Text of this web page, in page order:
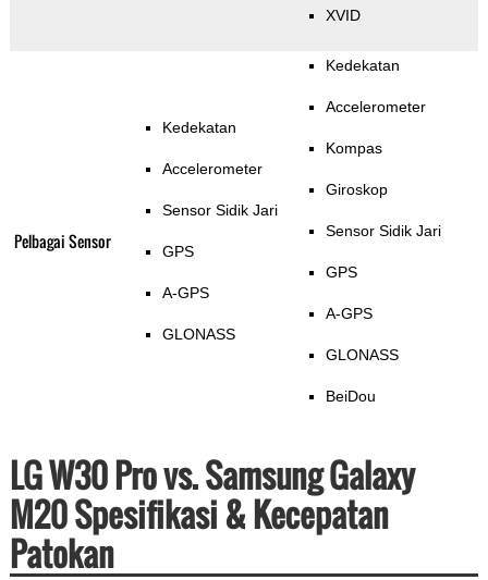
XVID
Pelbagai Sensor
Kedekatan
Accelerometer
Sensor Sidik Jari
GPS
A-GPS
GLONASS
Kedekatan
Accelerometer
Kompas
Giroskop
Sensor Sidik Jari
GPS
A-GPS
GLONASS
BeiDou
LG W30 Pro vs. Samsung Galaxy
M20 Spesifikasi & Kecepatan
Patokan